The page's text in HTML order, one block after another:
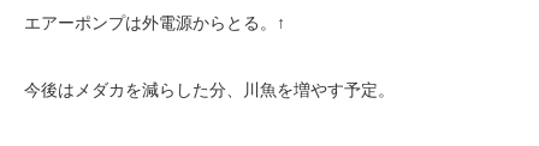
エアーポンプは外電源からとる。↑
今後はメダカを減らした分、川魚を増やす予定。